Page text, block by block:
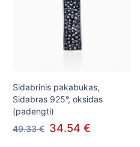
Sidabrinis pakabukas,
Sidabras 925°, oksidas
(padengti)
49.33 € 34.54 €